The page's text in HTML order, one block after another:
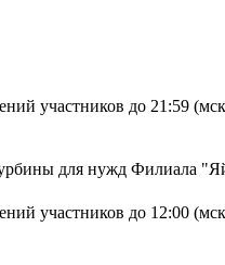
участников до 21:59
турбины для нужд
участников до 12:00